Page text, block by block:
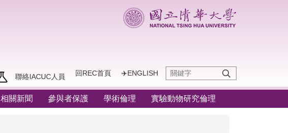
聯絡IACUC人員 回REC首頁 ✈️ENGLISH
相關新聞 參與者保護 學術倫理 實驗動物研究倫理